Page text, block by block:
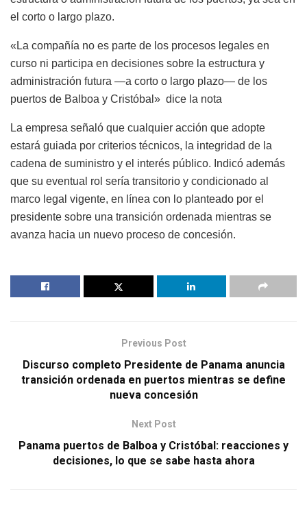
el corto o largo plazo.
«La compañía no es parte de los procesos legales en
curso ni participa en decisiones sobre la estructura y
administración futura —a corto o largo plazo— de los
puertos de Balboa y Cristóbal» dice la nota
La empresa señaló que cualquier acción que adopte
estará guiada por criterios técnicos, la integridad de la
cadena de suministro y el interés público. Indicó además
que su eventual rol sería transitorio y condicionado al
marco legal vigente, en línea con lo planteado por el
presidente sobre una transición ordenada mientras se
avanza hacia un nuevo proceso de concesión.
Previous Post
Discurso completo Presidente de Panama anuncia
transición ordenada en puertos mientras se define
nueva concesión
Next Post
Panama puertos de Balboa y Cristóbal: reacciones y
decisiones, lo que se sabe hasta ahora